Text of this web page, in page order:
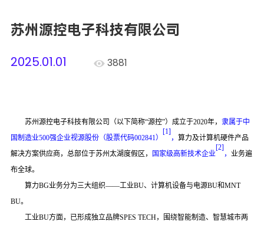
加入我们
苏州源控电子科技有限公司
2025.01.01
3881
苏州源控电子科技有限公司 （以下简称“源控”） 成立于2020年， 隶属于中
国制造业500强企业视源股份（股票代码002841 ）
[1]
， 算力及计算机硬件产品
解决方案供应商， 总部位于苏州太湖度假区， 国家级高新技术企业
[2]
， 业务遍
布全球。
算力BG业务分为三大组织——工业BU、计算机设备与电源BU和MNT
BU。
工业BU方面，已形成独立品牌SPES TECH，围绕智能制造、智慧城市两